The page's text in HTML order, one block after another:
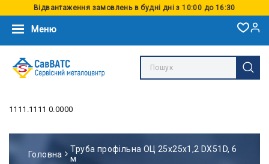
Відвантаження замовлень в будні дні з 10:00 до 16:30
Меню
1111.1111 0.0000
Головна
Труба профільна ОЦ 25x25x1,2 DX51D, 6
м